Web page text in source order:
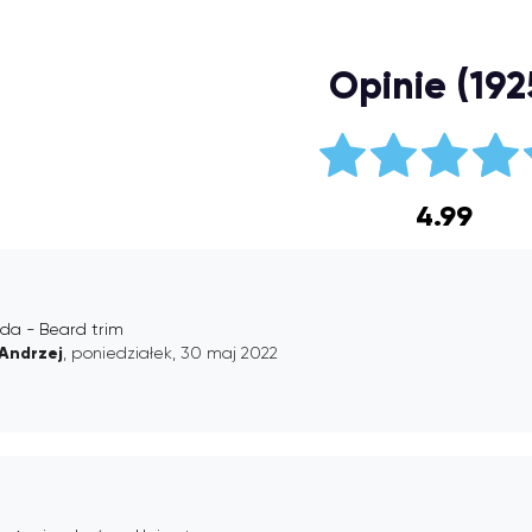
Opinie
4.99
- Beard trim
, poniedziałek, 30 maj 2022